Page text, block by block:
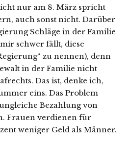
nur am 8. März spricht
auch sonst nicht. Darüber
Schläge in der Familie
schwer fällt, diese
zu nennen), denn
in der Familie nicht
Das ist, denke ich,
eins. Das Problem
Bezahlung von
Frauen verdienen für
weniger Geld als Männer.